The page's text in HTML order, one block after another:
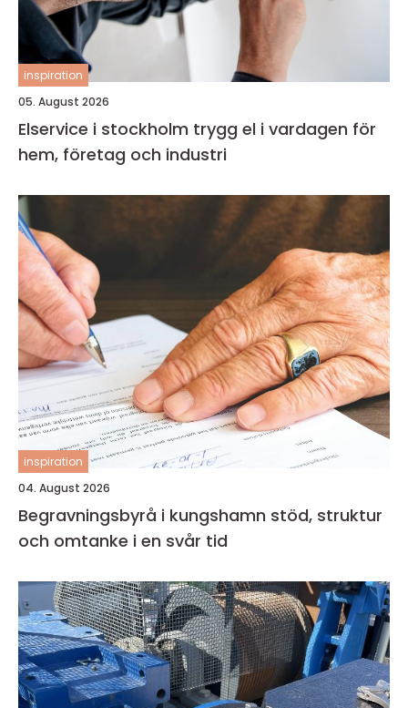
inspiration
05. August 2026
Elservice i stockholm trygg el i vardagen för
hem, företag och industri
inspiration
04. August 2026
Begravningsbyrå i kungshamn stöd, struktur
och omtanke i en svår tid